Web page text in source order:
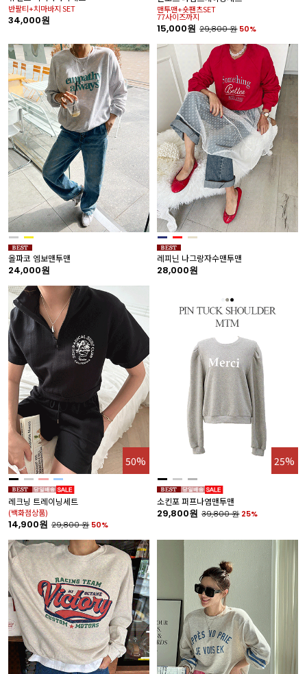
반팔티+치마바지 SET
34,000원
맨투맨+숏팬츠SET
77사이즈까지
15,000원 29,800원 50%
올파코 엠보맨투맨
24,000원
레피닌 나그랑자수맨투맨
28,000원
50%
레크닝 트레이닝세트
(백화점상품)
14,900원 29,800원 50%
25%
소킨포 퍼프나염맨투맨
29,800원 39,800원 25%